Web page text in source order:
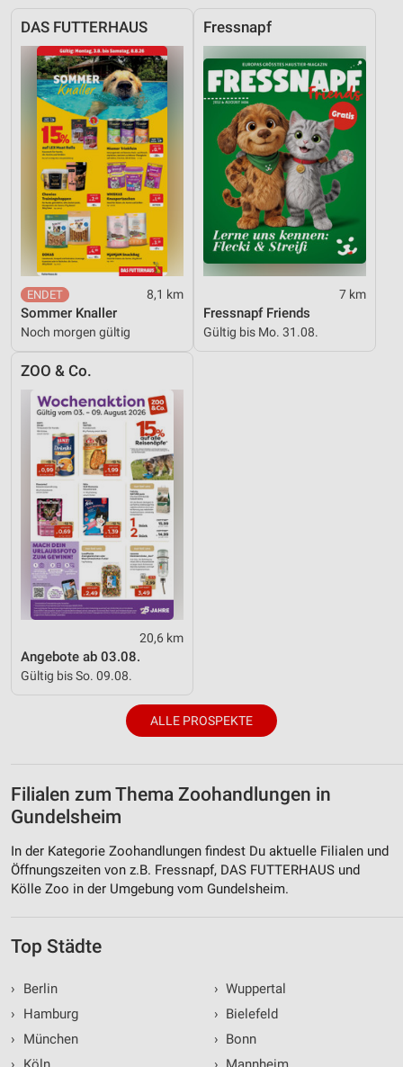
DAS FUTTERHAUS
8,1 km
Sommer Knaller
Noch morgen gültig
Fressnapf
7 km
Fressnapf Friends
Gültig bis Mo. 31.08.
ZOO & Co.
20,6 km
Angebote ab 03.08.
Gültig bis So. 09.08.
ALLE PROSPEKTE
Filialen zum Thema Zoohandlungen in
Gundelsheim
In der Kategorie Zoohandlungen findest Du aktuelle Filialen und
Öffnungszeiten von z.B. Fressnapf, DAS FUTTERHAUS und
Kölle Zoo in der Umgebung vom Gundelsheim.
Top Städte
›
Berlin
›
Hamburg
›
München
› Wuppertal
› Bielefeld
› Bonn
Funktional
Werbung